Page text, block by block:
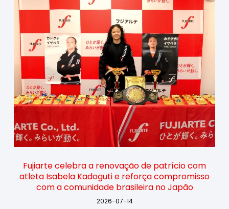
Fujiarte celebra a renovação de patrício com
atleta Isabela Kadoguti e reforça compromisso
com a comunidade brasileira no Japão
2026-07-14